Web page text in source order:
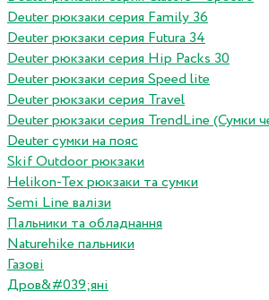
Deuter рюкзаки серия Family 36
Deuter рюкзаки серия Futura 34
Deuter рюкзаки серия Hip Packs 30
Deuter рюкзаки серия Speed lite
Deuter рюкзаки серия Travel
Deuter рюкзаки серия TrendLine (Сумки
Deuter сумки на пояс
Skif Outdoor рюкзаки
Helikon-Tex рюкзаки та сумки
Semi Line валізи
Пальники та обладнання
Naturehike пальники
Газові
Дров&#039;яні